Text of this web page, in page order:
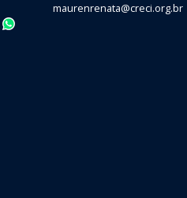
maurenrenata@creci.org.br